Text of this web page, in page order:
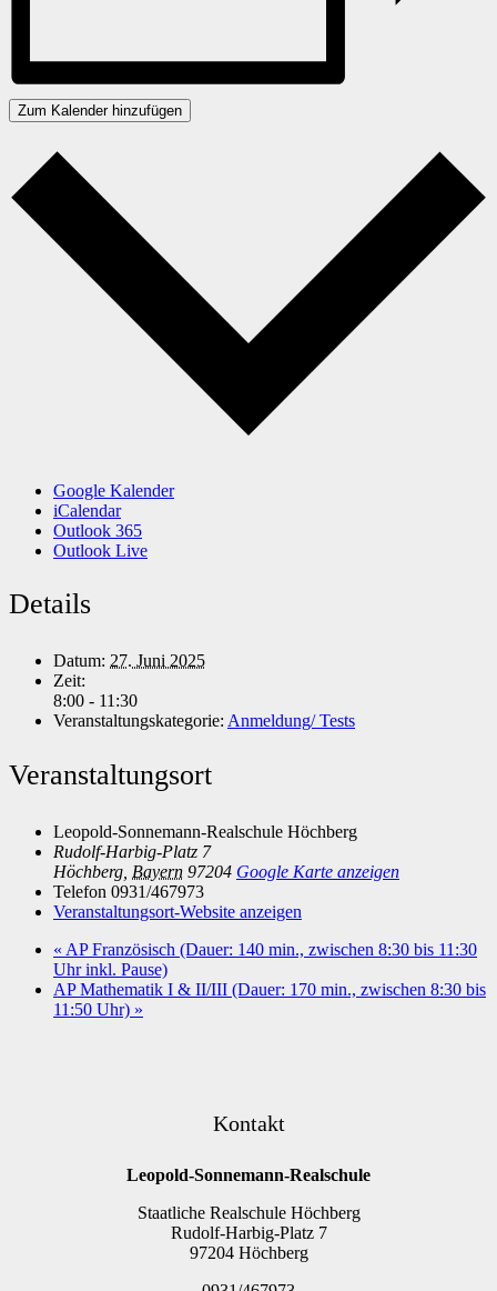
Zum Kalender hinzufügen
Google Kalender
iCalendar
Outlook 365
Outlook Live
Details
Datum: 27. Juni 2025
Zeit:
8:00 - 11:30
Veranstaltungskategorie: Anmeldung/ Tests
Veranstaltungsort
Leopold-Sonnemann-Realschule Höchberg
Rudolf-Harbig-Platz 7
Höchberg Bayern 97204 Google Karte anzeigen
Telefon 0931/467973
Veranstaltungsort-Website anzeigen
« AP Französisch (Dauer: 140 min., zwischen 8:30 bis 11:30
Uhr inkl. Pause)
AP Mathematik I & II/III (Dauer: 170 min., zwischen 8:30 bis
11:50 Uhr) »
Kontakt
Leopold-Sonnemann-Realschule
Staatliche Realschule Höchberg
Rudolf-Harbig-Platz 7
97204 Höchberg